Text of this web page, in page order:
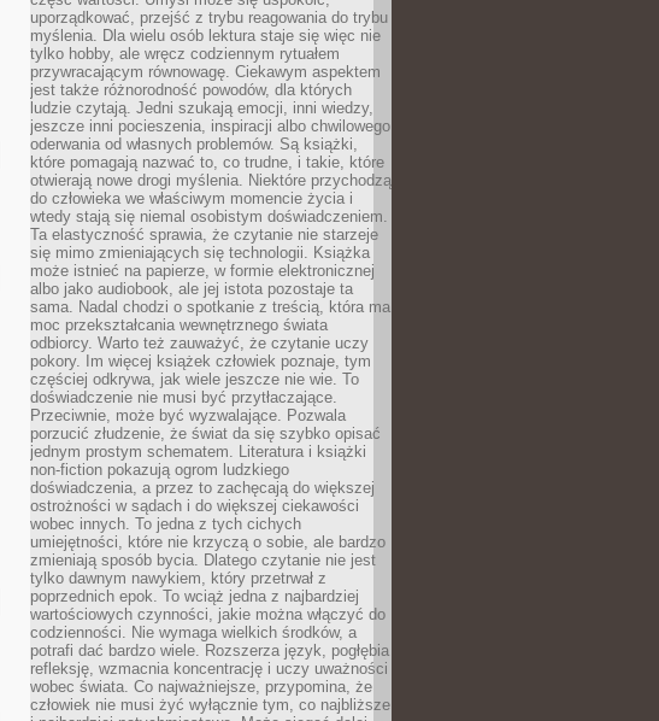
uporządkować, przejść z trybu reagowania do trybu
myślenia. Dla wielu osób lektura staje się więc nie
tylko hobby, ale wręcz codziennym rytuałem
przywracającym równowagę. Ciekawym aspektem
jest także różnorodność powodów, dla których
ludzie czytają. Jedni szukają emocji, inni wiedzy,
jeszcze inni pocieszenia, inspiracji albo chwilowego
oderwania od własnych problemów. Są książki,
które pomagają nazwać to, co trudne, i takie, które
otwierają nowe drogi myślenia. Niektóre przychodzą
do człowieka we właściwym momencie życia i
wtedy stają się niemal osobistym doświadczeniem.
Ta elastyczność sprawia, że czytanie nie starzeje
się mimo zmieniających się technologii. Książka
może istnieć na papierze, w formie elektronicznej
albo jako audiobook, ale jej istota pozostaje ta
sama. Nadal chodzi o spotkanie z treścią, która ma
moc przekształcania wewnętrznego świata
odbiorcy. Warto też zauważyć, że czytanie uczy
pokory. Im więcej książek człowiek poznaje, tym
częściej odkrywa, jak wiele jeszcze nie wie. To
doświadczenie nie musi być przytłaczające.
Przeciwnie, może być wyzwalające. Pozwala
porzucić złudzenie, że świat da się szybko opisać
jednym prostym schematem. Literatura i książki
non-fiction pokazują ogrom ludzkiego
doświadczenia, a przez to zachęcają do większej
ostrożności w sądach i do większej ciekawości
wobec innych. To jedna z tych cichych
umiejętności, które nie krzyczą o sobie, ale bardzo
zmieniają sposób bycia. Dlatego czytanie nie jest
tylko dawnym nawykiem, który przetrwał z
poprzednich epok. To wciąż jedna z najbardziej
wartościowych czynności, jakie można włączyć do
codzienności. Nie wymaga wielkich środków, a
potrafi dać bardzo wiele. Rozszerza język, pogłębia
refleksję, wzmacnia koncentrację i uczy uważności
wobec świata. Co najważniejsze, przypomina, że
człowiek nie musi żyć wyłącznie tym, co najbliższe